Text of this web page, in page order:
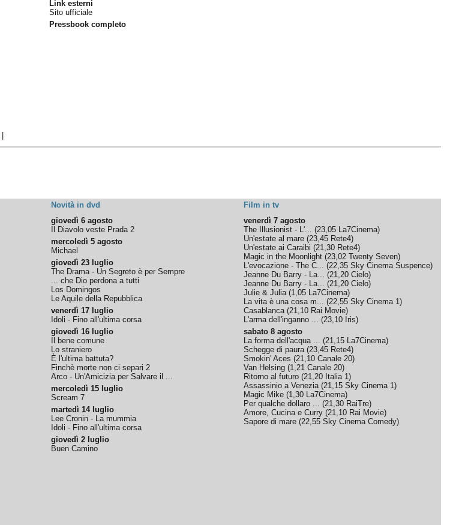
Link esterni
Sito ufficiale
Pressbook completo
Novità in dvd
Film in tv
giovedì 6 agosto
Il Diavolo veste Prada 2
mercoledì 5 agosto
Michael
giovedì 23 luglio
The Drama - Un Segreto è per Sempre
... che Dio perdona a tutti
Los Domingos
Le Aquile della Repubblica
venerdì 17 luglio
Idoli - Fino all'ultima corsa
giovedì 16 luglio
Il bene comune
Lo straniero
È l'ultima battuta?
Finchè morte non ci separi 2
Arco - Un'Amicizia per Salvare il ...
mercoledì 15 luglio
Scream 7
martedì 14 luglio
Lee Cronin - La mummia
Idoli - Fino all'ultima corsa
giovedì 2 luglio
Buen Camino
venerdì 7 agosto
The Illusionist - L'... (23,05 La7Cinema)
Un'estate al mare (23,45 Rete4)
Un'estate ai Caraibi (21,30 Rete4)
Magic in the Moonlight (23,02 Twenty Seven)
L'evocazione - The C... (22,35 Sky Cinema Suspence)
Jeanne Du Barry - La... (21,20 Cielo)
Jeanne Du Barry - La... (21,20 Cielo)
Julie & Julia(1,05 La7Cinema)
La vita è una cosa m... (22,55 Sky Cinema 1)
Casablanca(21,10 Rai Movie)
L'arma dell'inganno ... (23,10 Iris)
sabato 8 agosto
La forma dell'acqua ... (21,15 La7Cinema)
Schegge di paura(23,45 Rete4)
Smokin' Aces (21,10 Canale 20)
Van Helsing (1,21 Canale 20)
Ritorno al futuro (21,20 Italia 1)
Assassinio a Venezia(21,15 Sky Cinema 1)
Magic Mike (1,30 La7Cinema)
Per qualche dollaro ... (21,30 RaiTre)
Amore, Cucina e Curry (21,10 Rai Movie)
Sapore di mare (22,55 Sky Cinema Comedy)